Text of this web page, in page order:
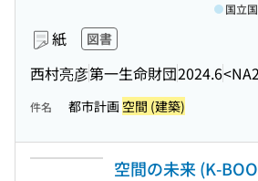
紙 図書
西村亮彦第一生命財団2024.6
国立
件名 都市計画 空間 (建築)
空間の未来 (K-